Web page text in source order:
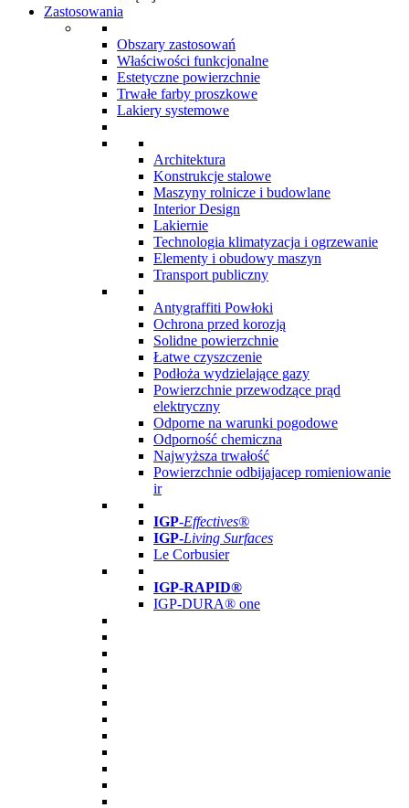
Zastosowania
Obszary zastosowań
Właściwości funkcjonalne
Estetyczne powierzchnie
Trwałe farby proszkowe
Lakiery systemowe
Architektura
Konstrukcje stalowe
Maszyny rolnicze i budowlane
Interior Design
Lakiernie
Technologia klimatyzacja i ogrzewanie
Elementy i obudowy maszyn
Transport publiczny
Antygraffiti Powłoki
Ochrona przed korozją
Solidne powierzchnie
Łatwe czyszczenie
Podłoża wydzielające gazy
Powierzchnie przewodzące prąd
elektryczny
Odporne na warunki pogodowe
Odporność chemiczna
Najwyższa trwałość
Powierzchnie odbijajacep romieniowanie
ir
IGP-Effectives®
IGP-Living Surfaces
Le Corbusier
IGP-RAPID®
IGP-DURA® one